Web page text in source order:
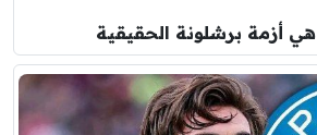
أزمة برشلونة الحقيقية